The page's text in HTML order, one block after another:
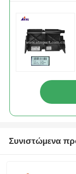
Συνιστώμενα